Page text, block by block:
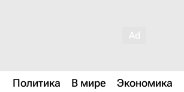
Политика В мире Экономика